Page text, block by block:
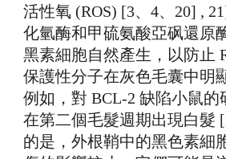
活性氧 (ROS) [3、4、20] ,
化氫酶和甲硫氨酸亞砜還原
黑素細胞自然產生，以防止
保護性分子在灰色毛囊中明
例如，對 BCL-2 缺陷小鼠的
在第二個毛髮週期出現白髮
的是，外根鞘中的黑色素細